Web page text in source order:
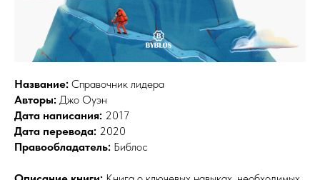
Название: Справочник лидера
Авторы: Джо Оуэн
Дата написания: 2017
Дата перевода: 2020
Правообладатель: Библос